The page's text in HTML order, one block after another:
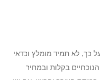
כך, לא תמיד מומלץ וכדאי
בקלות ובמחיר